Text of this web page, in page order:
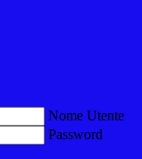
Nome Utente
Password